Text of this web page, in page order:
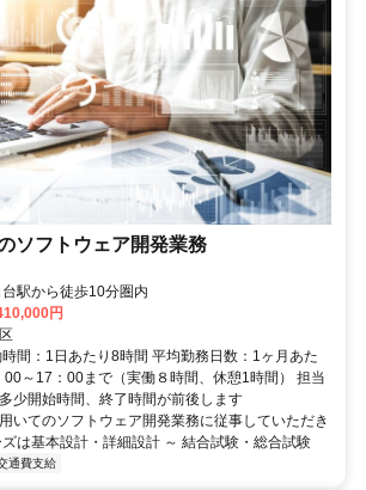
ソフトウェア開発業務
駅から徒歩10分圏内
円
間：1日あたり8時間 平均勤務日数：1ヶ月あた
00～17：00まで（実働８時間、休憩1時間） 担当
少開始時間、終了時間が前後します
いてのソフトウェア開発業務に従事していただき
は基本設計・詳細設計 ～ 結合試験・総合試験
通費支給